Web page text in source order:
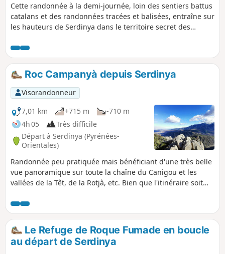
Cette randonnée à la demi-journée, loin des sentiers battus
catalans et des randonnées tracées et balisées, entraîne sur
les hauteurs de Serdinya dans le territoire secret des
des Horts. Paysages grandioses, vues superbes, tranquillité
garantie !
Roc Campanyà depuis Serdinya
Visorandonneur
7,01 km
+715 m
-710 m
4h 05
Très difficile
Départ à Serdinya (Pyrénées-
Orientales)
Randonnée peu pratiquée mais bénéficiant d'une très belle
vue panoramique sur toute la chaîne du Canigou et les
vallées de la Têt, de la Rotjà, etc. Bien que l'itinéraire soit
indispensable car le sentier n'est pas toujours évident. Par
ailleurs, quelques passages en pierrier sont assez pénibles.
Le Refuge de Roque Fumade en boucle
au départ de Serdinya